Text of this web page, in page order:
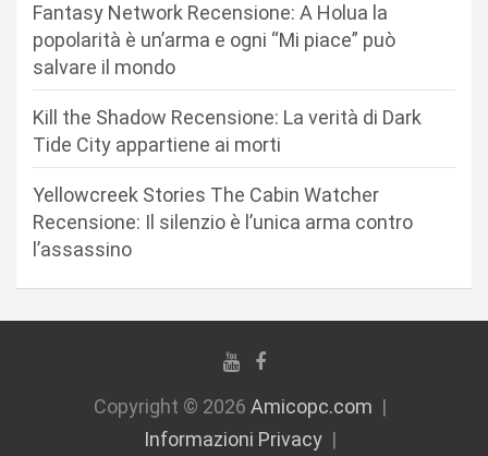
Fantasy Network Recensione: A Holua la
popolarità è un’arma e ogni “Mi piace” può
salvare il mondo
Kill the Shadow Recensione: La verità di Dark
Tide City appartiene ai morti
Yellowcreek Stories The Cabin Watcher
Recensione: Il silenzio è l’unica arma contro
l’assassino
Copyright © 2026 Amicopc.com
Informazioni Privacy